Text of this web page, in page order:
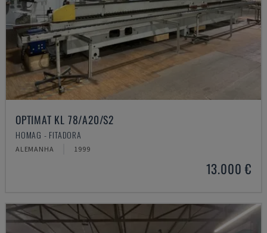
OPTIMAT KL 78/A20/S2
HOMAG - FITADORA
ALEMANHA 1999
13.000 €